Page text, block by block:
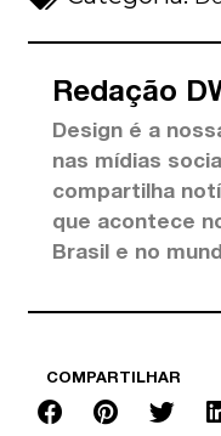
Redação
Design é a
nas mídias
compartilha
que acontece
Brasil e no
COMPARTILHAR